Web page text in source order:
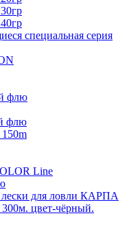
специальная серия
флю
флю
Line
для ловли КАРПА
цвет-чёрный.